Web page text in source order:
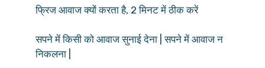
फ्रिज आवाज क्यों करता है, 2 मिनट में ठीक करें
सपने में किसी को आवाज सुनाई देना | सपने में आवाज न
निकलना |